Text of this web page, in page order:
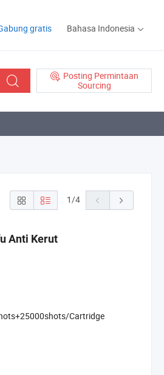
gratis Bahasa Indonesia
Posting Permintaan
Sourcing
1/4
Anti Kerut
Cartridge